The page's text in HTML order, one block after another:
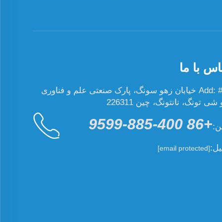
با ما
Add: #19 خیابان زهو سونگ، پارک صنعتی علم و فناوری
تونگ، نانتونگ، چین 226311
+86 400-885-9599
[email protected]